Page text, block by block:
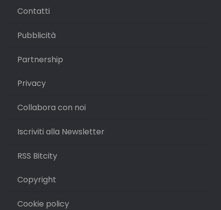
Contatti
Pubblicità
Partnership
Privacy
Collabora con noi
Iscriviti alla Newsletter
RSS Bitcity
Copyright
Cookie policy